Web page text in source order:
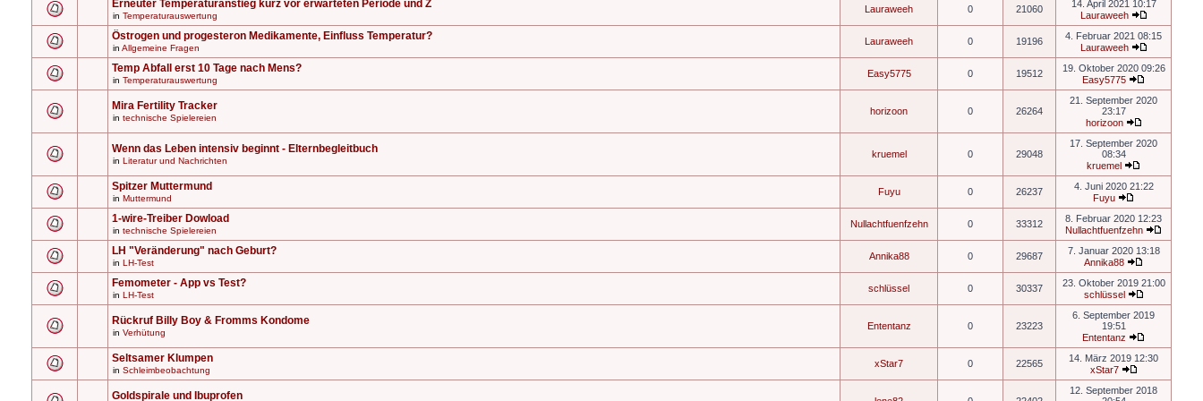
Erneuter Temperaturanstieg kurz vor erwarteten Periode und Z
in Temperaturauswertung
Lauraweeh 0 21060
14. April 2021 10:17
Lauraweeh
Östrogen und progesteron Medikamente, Einfluss Temperatur?
in Allgemeine Fragen
Lauraweeh 0 19196
4. Februar 2021 08:15
Lauraweeh
Temp Abfall erst 10 Tage nach Mens?
in Temperaturauswertung
Easy5775 0 19512
19. Oktober 2020 09:26
Easy5775
Mira Fertility Tracker
in technische Spielereien
horizoon 0 26264
21. September 2020
23:17
horizoon
Wenn das Leben intensiv beginnt - Elternbegleitbuch
in Literatur und Nachrichten
kruemel 0 29048
17. September 2020
08:34
kruemel
Spitzer Muttermund
in Muttermund
Fuyu 0 26237
4. Juni 2020 21:22
Fuyu
1-wire-Treiber Dowload
in technische Spielereien
Nullachtfuenfzehn 0 33312
8. Februar 2020 12:23
Nullachtfuenfzehn
LH "Veränderung" nach Geburt?
in LH-Test
Annika88 0 29687
7. Januar 2020 13:18
Annika88
Femometer - App vs Test?
in LH-Test
schlüssel 0 30337
23. Oktober 2019 21:00
schlüssel
Rückruf Billy Boy & Fromms Kondome
in Verhütung
Ententanz 0 23223
6. September 2019
19:51
Ententanz
Seltsamer Klumpen
in Schleimbeobachtung
xStar7 0 22565
14. März 2019 12:30
xStar7
Goldspirale und Ibuprofen
12. September 2018